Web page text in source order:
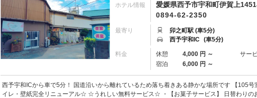
ホテル情報
愛媛県西予市宇和町伊賀上
0894-62-2350
最寄り
卯之町駅 (車5分)
西予宇和IC (車5分)
料金 休憩 4,000 円 ～ サー
宿泊
6,000 円 ～
西予宇和ICから車で5分！ 国道沿いから離れているため落ち着きある静かな場所です 【105
イレ・壁紙完全リニューアル☆ ☆うれしい無料サービス☆ ・【お菓子サービス】 日替わりの